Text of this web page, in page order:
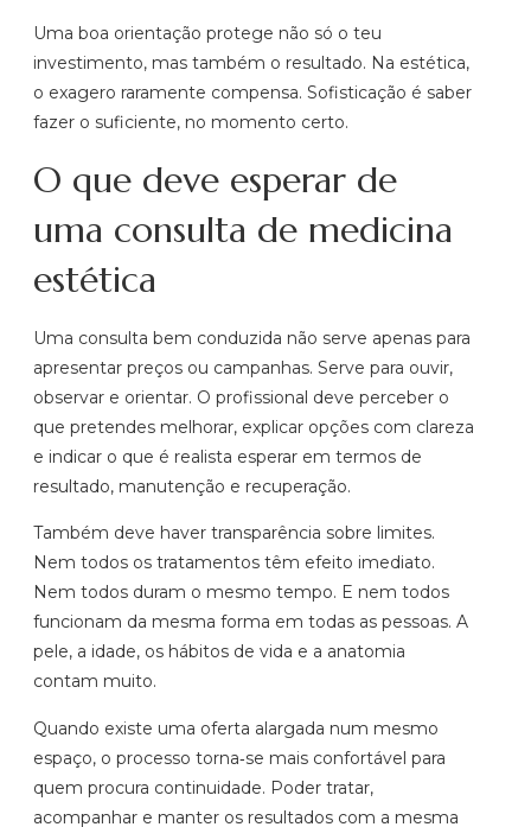
Uma boa orientação protege não só o teu
investimento, mas também o resultado. Na estética,
o exagero raramente compensa. Sofisticação é saber
fazer o suficiente, no momento certo.
O que deve esperar de
uma consulta de medicina
estética
Uma consulta bem conduzida não serve apenas para
apresentar preços ou campanhas. Serve para ouvir,
observar e orientar. O profissional deve perceber o
que pretendes melhorar, explicar opções com clareza
e indicar o que é realista esperar em termos de
resultado, manutenção e recuperação.
Também deve haver transparência sobre limites.
Nem todos os tratamentos têm efeito imediato.
Nem todos duram o mesmo tempo. E nem todos
funcionam da mesma forma em todas as pessoas. A
pele, a idade, os hábitos de vida e a anatomia
contam muito.
Quando existe uma oferta alargada num mesmo
espaço, o processo torna‑se mais confortável para
quem procura continuidade. Poder tratar,
acompanhar e manter os resultados com a mesma